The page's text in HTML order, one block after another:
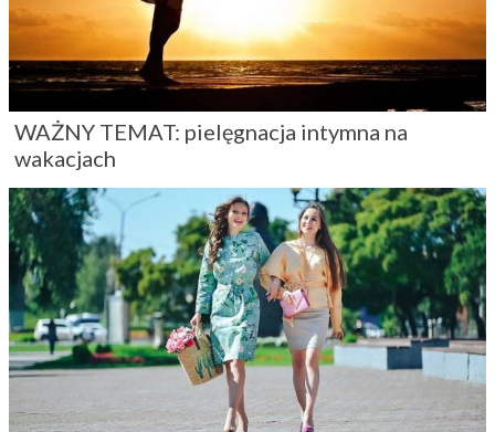
WAŻNY TEMAT: pielęgnacja intymna na
wakacjach